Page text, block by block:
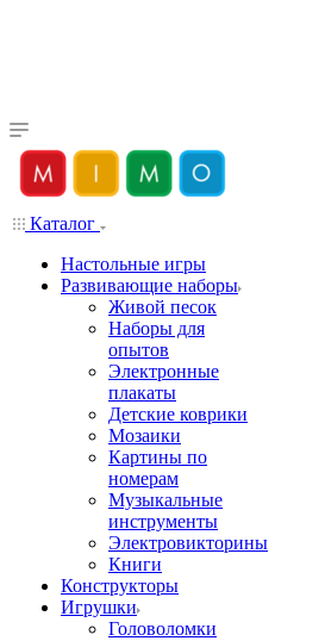
Каталог
Настольные игры
Развивающие наборы
Живой песок
Наборы для
опытов
Электронные
плакаты
Детские коврики
Мозаики
Картины по
номерам
Музыкальные
инструменты
Электровикторины
Книги
Конструкторы
Игрушки
Головоломки